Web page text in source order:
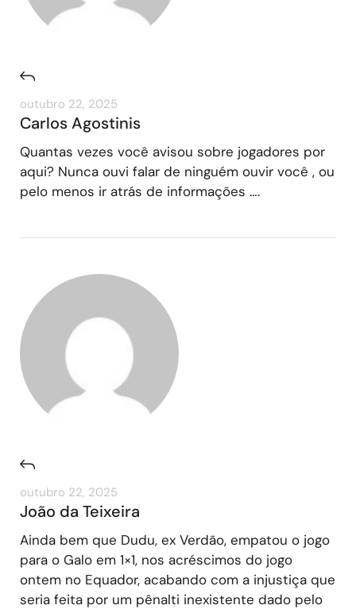
outubro 22, 2025
Carlos Agostinis
Quantas vezes você avisou sobre jogadores por
aqui? Nunca ouvi falar de ninguém ouvir você , ou
pelo menos ir atrás de informações ….
outubro 22, 2025
João da Teixeira
Ainda bem que Dudu, ex Verdão, empatou o jogo
para o Galo em 1×1, nos acréscimos do jogo
ontem no Equador, acabando com a injustiça que
seria feita por um pênalti inexistente dado pelo